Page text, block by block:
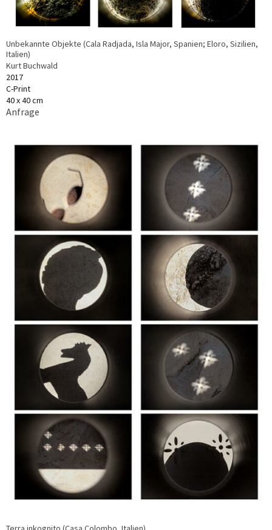
Unbekannte Objekte (Cala Radjada, Isla Major, Spanien; Eloro, Sizilien,
Italien)
Kurt Buchwald
2017
C-Print
40 x 40 cm
Anfrage